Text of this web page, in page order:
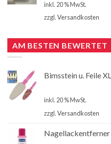
inkl. 20 % MwSt.
zzgl.Versandkosten
AM BESTEN BEWERTET
Bimsstein u. Feile
inkl. 20 % MwSt.
zzgl.Versandkosten